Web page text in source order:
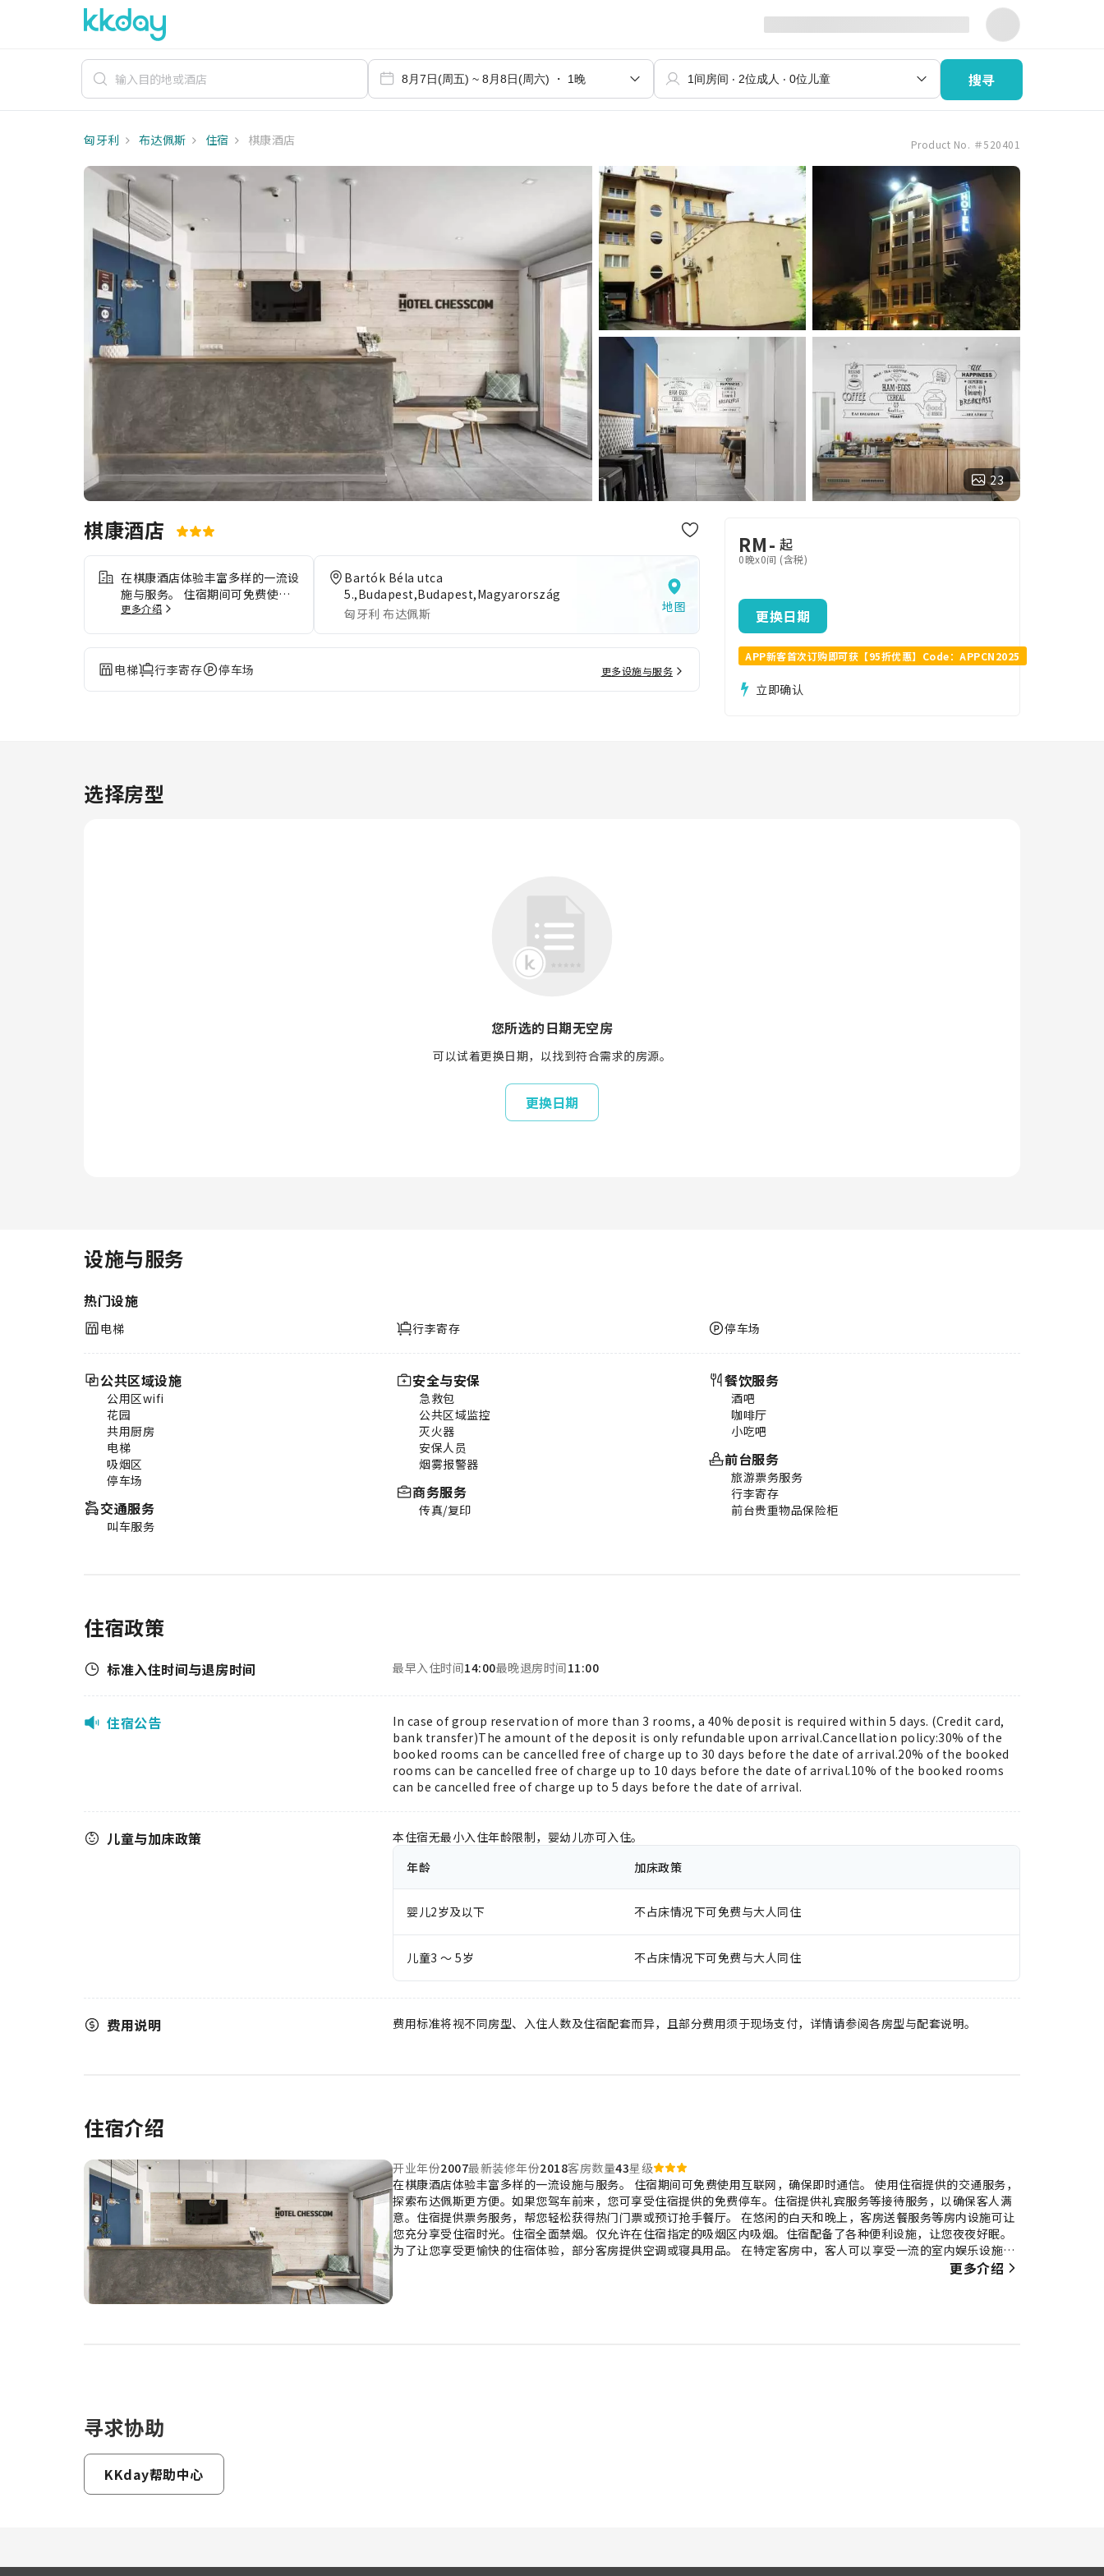
搜寻
匈牙利 布达佩斯 住宿 棋康酒店 Product No. ＃520401
23
棋康酒店
在棋康酒店体验丰富多样的一流设
施与服务。 住宿期间可免费使用
互联网，确保即时通信。 使用住
更方便。如果您驾车前来，您可享
受住宿提供的免费停车。住宿提供
礼宾服务等接待服务，以确保客人
满意。住宿提供票务服务，帮您轻
了各种便利设施，让您夜夜好眠。
为了让您享受更愉快的住宿体验，
更多介绍
Bartók Béla utca
5.,Budapest,Budapest,Magyarország
匈牙利 布达佩斯
地图
电梯 行李寄存 停车场 更多设施与服务
RM- 起
0晚x0间 (含税)
更换日期
APP新客首次订购即可获【95折优惠】Code：APPCN2025
立即确认
选择房型
您所选的日期无空房
可以试着更换日期，以找到符合需求的房源。
更换日期
设施与服务
热门设施
电梯 行李寄存 停车场
公共区域设施
公用区wifi
花园
共用厨房
电梯
吸烟区
停车场
交通服务
叫车服务
安全与安保
急救包
公共区域监控
灭火器
安保人员
烟雾报警器
商务服务
传真/复印
餐饮服务
酒吧
咖啡厅
小吃吧
前台服务
旅游票务服务
行李寄存
前台贵重物品保险柜
住宿政策
标准入住时间与退房时间 最早入住时间14:00最晚退房时间11:00
住宿公告
In case of group reservation of more than 3 rooms, a 40% deposit is required within 5 days. (Credit card,
bank transfer)The amount of the deposit is only refundable upon arrival.Cancellation policy:30% of the
booked rooms can be cancelled free of charge up to 30 days before the date of arrival.20% of the booked
rooms can be cancelled free of charge up to 10 days before the date of arrival.10% of the booked rooms
can be cancelled free of charge up to 5 days before the date of arrival.
儿童与加床政策
本住宿无最小入住年龄限制，婴幼儿亦可入住。
年龄
加床政策
婴儿2岁及以下 不占床情况下可免费与大人同住
儿童3 ～ 5岁 不占床情况下可免费与大人同住
费用说明 费用标准将视不同房型、入住人数及住宿配套而异，且部分费用须于现场支付，详情请参阅各房型与配套说明。
住宿介绍
开业年份2007最新装修年份2018客房数量43星级
在棋康酒店体验丰富多样的一流设施与服务。 住宿期间可免费使用互联网，确保即时通信。 使用住宿提供的交通服务，
探索布达佩斯更方便。如果您驾车前来，您可享受住宿提供的免费停车。住宿提供礼宾服务等接待服务，以确保客人满
意。住宿提供票务服务，帮您轻松获得热门门票或预订抢手餐厅。 在悠闲的白天和晚上，客房送餐服务等房内设施可让
您充分享受住宿时光。住宿全面禁烟。仅允许在住宿指定的吸烟区内吸烟。住宿配备了各种便利设施，让您夜夜好眠。
为了让您享受更愉快的住宿体验，部分客房提供空调或寝具用品。 在特定客房中，客人可以享受一流的室内娱乐设施，
包括室内视频流媒体、每日报纸或电视。住宿的部分客房为客人提供室内饮料。 住宿的部分客房浴室配有必要的浴室用
更多介绍
寻求协助
KKday帮助中心